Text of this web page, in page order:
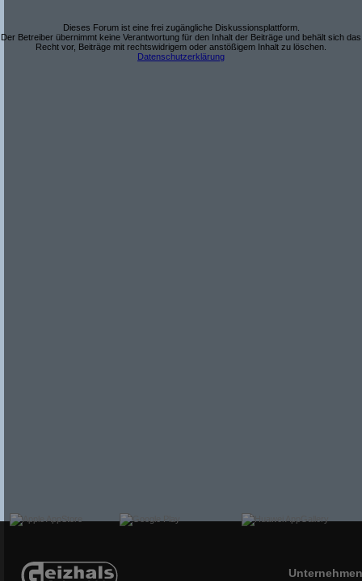
Dieses Forum ist eine frei zugängliche Diskussionsplattform.
Der Betreiber übernimmt keine Verantwortung für den Inhalt der Beiträge und behält sich das
Recht vor, Beiträge mit rechtswidrigem oder anstößigem Inhalt zu löschen.
Datenschutzerklärung
Unternehmen